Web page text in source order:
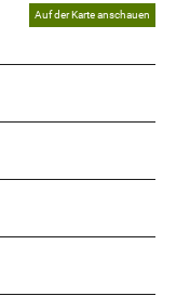
Auf der Karte anschauen